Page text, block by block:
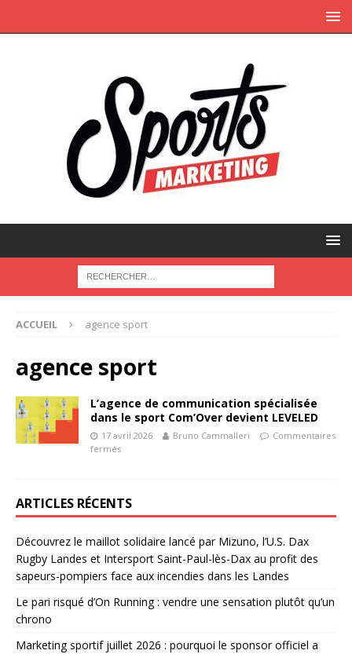
ACCUEIL agence sport
agence sport
L’agence de communication spécialisée
dans le sport Com’Over devient LEVELED
17 avril 2026 Bruno Cammalleri
Commentaires
fermés
ARTICLES RÉCENTS
Découvrez le maillot solidaire lancé par Mizuno, l’U.S. Dax
Rugby Landes et Intersport Saint-Paul-lès-Dax au profit des
sapeurs-pompiers face aux incendies dans les Landes
Le pari risqué d’On Running : vendre une sensation plutôt qu’un
chrono
Marketing sportif juillet 2026 : pourquoi le sponsor officiel a